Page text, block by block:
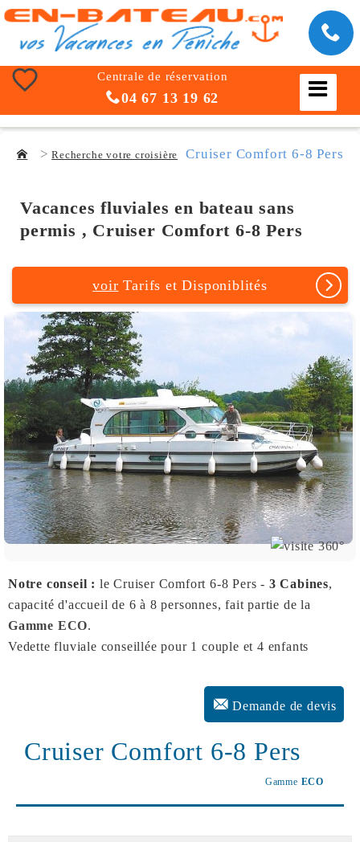
Centrale de réservation
04 67 13 19 62
Recherche votre croisière Cruiser Comfort 6-8 Pers
Vacances fluviales en bateau sans
permis , Cruiser Comfort 6-8 Pers
voir Tarifs et Disponiblités
Notre conseil : le Cruiser Comfort 6-8 Pers - 3 Cabines,
capacité d'accueil de 6 à 8 personnes, fait partie de la
Gamme ECO.
Vedette fluviale conseillée pour 1 couple et 4 enfants
Demande de devis
Cruiser Comfort 6-8 Pers
Gamme ECO